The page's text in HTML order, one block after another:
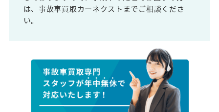
は、事故車買取カーネクストまでご相談くださ
い。